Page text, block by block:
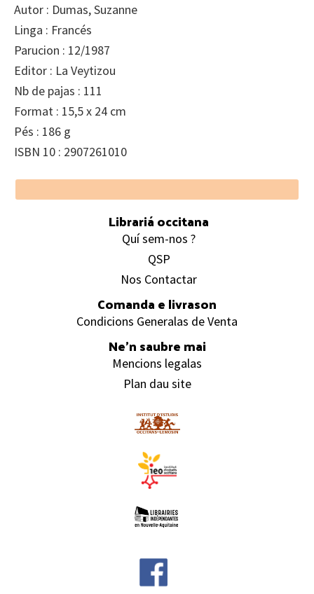
Autor : Dumas, Suzanne
Linga : Francés
Parucion : 12/1987
Editor : La Veytizou
Nb de pajas : 111
Format : 15,5 x 24 cm
Pés : 186 g
ISBN 10 : 2907261010
Footer
Librariá occitana
Quí sem-nos ?
QSP
Nos Contactar
Comanda e livrason
Condicions Generalas de Venta
Ne’n saubre mai
Mencions legalas
Plan dau site